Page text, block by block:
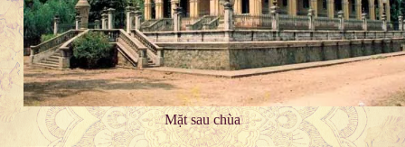
Mặt sau chùa